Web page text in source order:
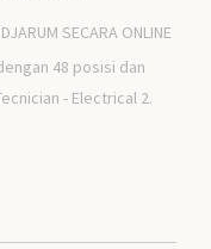
SECARA ONLINE
48 posisi dan
- Electrical 2.